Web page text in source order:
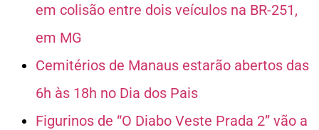
em colisão entre dois veículos na BR-251,
em MG
Cemitérios de Manaus estarão abertos das
6h às 18h no Dia dos Pais
Figurinos de “O Diabo Veste Prada 2” vão a